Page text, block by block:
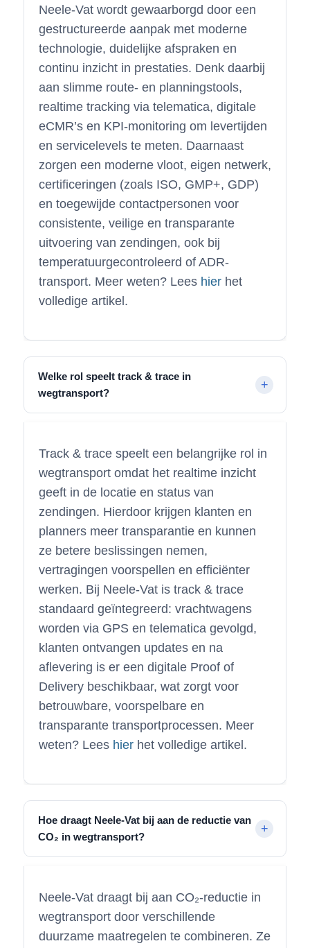
Neele-Vat wordt gewaarborgd door een
gestructureerde aanpak met moderne
technologie, duidelijke afspraken en
continu inzicht in prestaties. Denk daarbij
aan slimme route- en planningstools,
realtime tracking via telematica, digitale
eCMR’s en KPI-monitoring om levertijden
en servicelevels te meten. Daarnaast
zorgen een moderne vloot, eigen netwerk,
certificeringen (zoals ISO, GMP+, GDP)
en toegewijde contactpersonen voor
consistente, veilige en transparante
uitvoering van zendingen, ook bij
temperatuurgecontroleerd of ADR-
transport. Meer weten? Lees hierhet
volledige artikel.
Welke rol speelt track & trace in
wegtransport?
Track & trace speelt een belangrijke rol in
wegtransport omdat het realtime inzicht
geeft in de locatie en status van
zendingen. Hierdoor krijgen klanten en
planners meer transparantie en kunnen
ze betere beslissingen nemen,
vertragingen voorspellen en efficiënter
werken. Bij Neele-Vat is track & trace
standaard geïntegreerd: vrachtwagens
worden via GPS en telematica gevolgd,
klanten ontvangen updates en na
aflevering is er een digitale Proof of
Delivery beschikbaar, wat zorgt voor
betrouwbare, voorspelbare en
transparante transportprocessen. Meer
weten? Lees hierhet volledige artikel.
Hoe draagt Neele-Vat bij aan de reductie van
CO₂ in wegtransport?
Neele-Vat draagt bij aan CO₂-reductie in
wegtransport door verschillende
duurzame maatregelen te combineren. Ze